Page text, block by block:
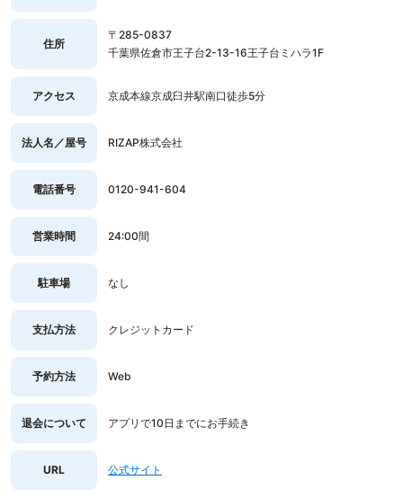
住所
〒285-0837
千葉県佐倉市王子台2-13-16王子台ミハラ1F
アクセス 京成本線京成臼井駅南口徒歩5分
法人名／屋号 RIZAP株式会社
電話番号 0120-941-604
営業時間 24:00間
駐車場 なし
支払方法 クレジットカード
予約方法 Web
退会について アプリで10日までにお手続き
URL 公式サイト